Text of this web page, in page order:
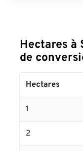
Hectares à
de
Hectares
1
2